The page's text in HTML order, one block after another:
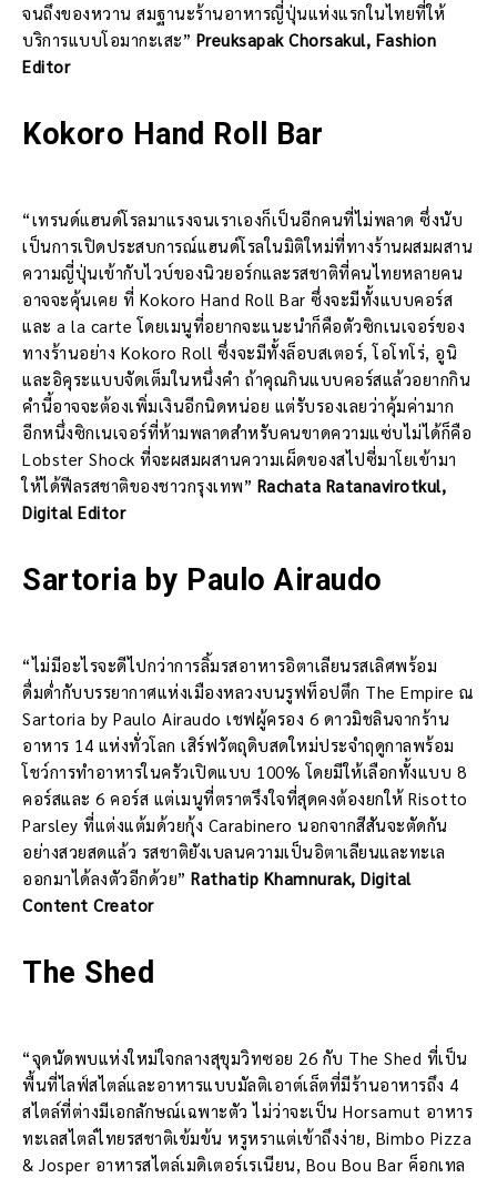
จนถึงของหวาน สมฐานะร้านอาหารญี่ปุ่นแห่งแรกในไทยที่ให้
บริการแบบโอมากะเสะ” Preuksapak Chorsakul, Fashion
Editor
Kokoro Hand Roll Bar
“เทรนด์แฮนด์โรลมาแรงจนเราเองก็เป็นอีกคนที่ไม่พลาด ซึ่งนับ
เป็นการเปิดประสบการณ์แฮนด์โรลในมิติใหม่ที่ทางร้านผสมผสาน
ความญี่ปุ่นเข้ากับไวบ์ของนิวยอร์กและรสชาติที่คนไทยหลายคน
อาจจะคุ้นเคย ที่ Kokoro Hand Roll Bar ซึ่งจะมีทั้งแบบคอร์ส
และ a la carte โดยเมนูที่อยากจะแนะนำก็คือตัวซิกเนเจอร์ของ
ทางร้านอย่าง Kokoro Roll ซึ่งจะมีทั้งล็อบสเตอร์, โอโทโร่, อูนิ
และอิคุระแบบจัดเต็มในหนึ่งคำ ถ้าคุณกินแบบคอร์สแล้วอยากกิน
คำนี้อาจจะต้องเพิ่มเงินอีกนิดหน่อย แต่รับรองเลยว่าคุ้มค่ามาก
อีกหนึ่งซิกเนเจอร์ที่ห้ามพลาดสำหรับคนขาดความแซ่บไม่ได้ก็คือ
Lobster Shock ที่จะผสมผสานความเผ็ดของสไปซี่มาโยเข้ามา
ให้ได้ฟีลรสชาติของชาวกรุงเทพ” Rachata Ratanavirotkul,
Digital Editor
Sartoria by Paulo Airaudo
“ไม่มีอะไรจะดีไปกว่าการลิ้มรสอาหารอิตาเลียนรสเลิศพร้อม
ดื่มด่ำกับบรรยากาศแห่งเมืองหลวงบนรูฟท็อปตึก The Empire ณ
Sartoria by Paulo Airaudo เชฟผู้ครอง 6 ดาวมิชลินจากร้าน
อาหาร 14 แห่งทั่วโลก เสิร์ฟวัตถุดิบสดใหม่ประจำฤดูกาลพร้อม
โชว์การทำอาหารในครัวเปิดแบบ 100% โดยมีให้เลือกทั้งแบบ 8
คอร์สและ 6 คอร์ส แต่เมนูที่ตราตรึงใจที่สุดคงต้องยกให้ Risotto
Parsley ที่แต่งแต้มด้วยกุ้ง Carabinero นอกจากสีสันจะตัดกัน
อย่างสวยสดแล้ว รสชาติยังเบลนความเป็นอิตาเลียนและทะเล
ออกมาได้ลงตัวอีกด้วย” Rathatip Khamnurak, Digital
Content Creator
The Shed
“จุดนัดพบแห่งใหม่ใจกลางสุขุมวิทซอย 26 กับ The Shed ที่เป็น
พื้นที่ไลฟ์สไตล์และอาหารแบบมัลติเอาต์เล็ตที่มีร้านอาหารถึง 4
สไตล์ที่ต่างมีเอกลักษณ์เฉพาะตัว ไม่ว่าจะเป็น Horsamut อาหาร
ทะเลสไตล์ไทยรสชาติเข้มข้น หรูหราแต่เข้าถึงง่าย, Bimbo Pizza
& Josper อาหารสไตล์เมดิเตอร์เรเนียน, Bou Bou Bar ค็อกเทล